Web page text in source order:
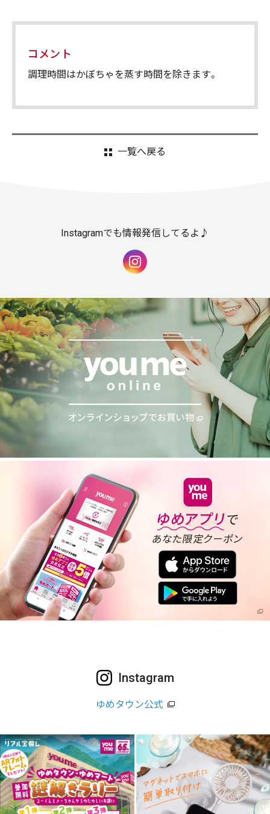
コメント
調理時間はかぼちゃを蒸す時間を除きます。
一覧へ戻る
Instagramでも情報発信してるよ♪
Instagram
ゆめタウン公式